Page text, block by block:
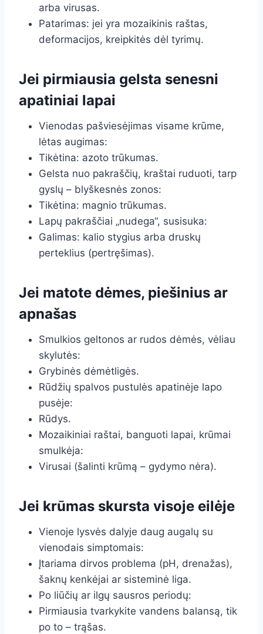
arba virusas.
Patarimas: jei yra mozaikinis raštas,
deformacijos, kreipkitės dėl tyrimų.
Jei pirmiausia gelsta senesni
apatiniai lapai
Vienodas pašviesėjimas visame krūme,
lėtas augimas:
Tikėtina: azoto trūkumas.
Gelsta nuo pakraščių, kraštai ruduoti, tarp
gyslų – blyškesnės zonos:
Tikėtina: magnio trūkumas.
Lapų pakraščiai „nudega“, susisuka:
Galimas: kalio stygius arba druskų
perteklius (pertręšimas).
Jei matote dėmes, piešinius ar
apnašas
Smulkios geltonos ar rudos dėmės, vėliau
skylutės:
Grybinės dėmėtligės.
Rūdžių spalvos pustulės apatinėje lapo
pusėje:
Rūdys.
Mozaikiniai raštai, banguoti lapai, krūmai
smulkėja:
Virusai (šalinti krūmą – gydymo nėra).
Jei krūmas skursta visoje eilėje
Vienoje lysvės dalyje daug augalų su
vienodais simptomais:
Įtariama dirvos problema (pH, drenažas),
šaknų kenkėjai ar sisteminė liga.
Po liūčių ar ilgų sausros periodų:
Pirmiausia tvarkykite vandens balansą, tik
po to – trąšas.